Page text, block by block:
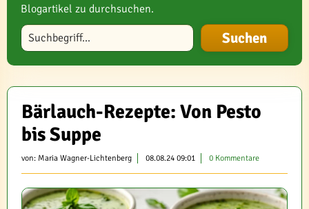
Blogartikel zu durchsuchen.
Blog durchsuchen
Bärlauch-Rezepte: Von Pesto
bis Suppe
von: Maria Wagner-Lichtenberg 08.08.24 09:01 0 Kommentare